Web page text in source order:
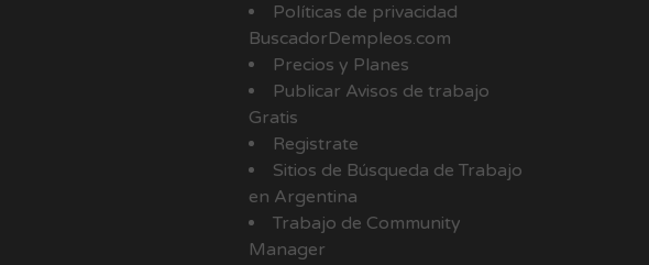
Políticas de privacidad
BuscadorDempleos.com
Precios y Planes
Publicar Avisos de trabajo
Gratis
Registrate
Sitios de Búsqueda de Trabajo
en Argentina
Trabajo de Community
Manager